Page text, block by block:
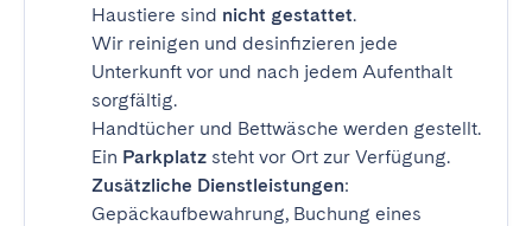
Haustiere sind nicht gestattet.
Wir reinigen und desinfizieren jede
Unterkunft vor und nach jedem Aufenthalt
sorgfältig.
Handtücher und Bettwäsche werden gestellt.
Ein Parkplatz steht vor Ort zur Verfügung.
Zusätzliche Dienstleistungen:
Gepäckaufbewahrung, Buchung eines